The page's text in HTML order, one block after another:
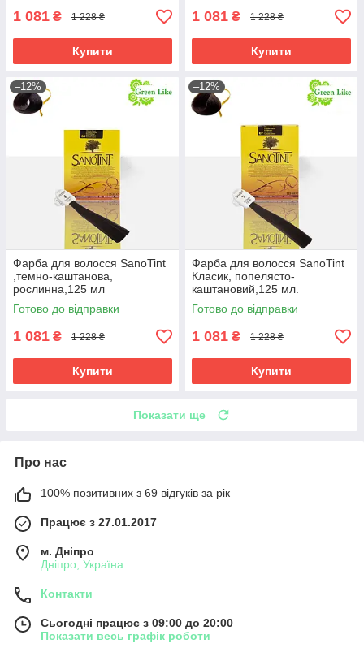
1 081 ₴ 1 228 ₴
Купити
1 081 ₴ 1 228 ₴
Купити
–12%
Фарба для волосся SanoTint
,темно-каштанова,
рослинна,125 мл
Готово до відправки
1 081 ₴ 1 228 ₴
Купити
–12%
Фарба для волосся SanoTint
Класик, попелясто-
каштановий,125 мл.
Готово до відправки
1 081 ₴ 1 228 ₴
Купити
Показати ще
Про нас
100% позитивних з 69 відгуків за рік
Працює з 27.01.2017
м. Дніпро
Дніпро, Україна
Контакти
Сьогодні працює з 09:00 до 20:00
Показати весь графік роботи